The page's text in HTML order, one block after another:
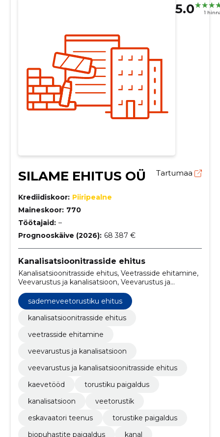
5.0 1
SILAME EHITUS OÜ Tartumaa
Krediidiskoor: Piiripealne
Maineskoor: 770
Töötajaid: –
Prognooskäive (2026): 68 387 €
Kanalisatsioonitrasside ehitus
Kanalisatsioonitrasside ehitus, Veetrasside ehitamine,
Veevarustus ja kanalisatsioon, Veevarustus ja
paigaldus, Kanalisatsioon, Veetorustik, Eskavaatori
teenus, Torustike paigaldus
sademeveetorustiku ehitus
kanalisatsioonitrasside ehitus
veetrasside ehitamine
veevarustus ja kanalisatsioon
veevarustus ja kanalisatsioonitrasside ehitus
kaevetööd
torustiku paigaldus
kanalisatsioon
veetorustik
eskavaatori teenus
torustike paigaldus
biopuhastite paigaldus
kanal